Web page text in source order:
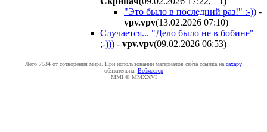
"Это было в последний раз!" :-)) -
vpv.vpv(13.02.2026 07:10)
Случается... "Дело было не в бобине"
;-))) - vpv.vpv(09.02.2026 06:53)
Лето 7534 от сотворения мира. При использовании материалов сайта ссылка на caxapу
обязательна. Вебмастер
MMI © MMXXVI